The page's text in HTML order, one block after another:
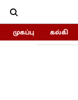
முகப்பு கல்கி